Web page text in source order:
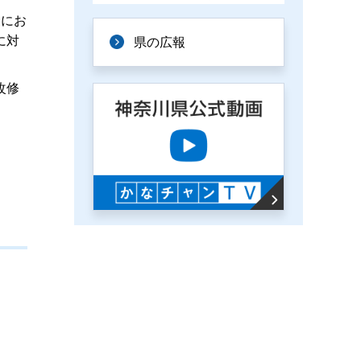
お
対
修
県の広報